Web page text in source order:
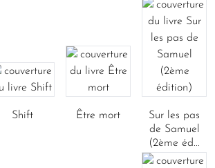
Shift Être mort
Sur les pas
de Samuel
(2ème éd...